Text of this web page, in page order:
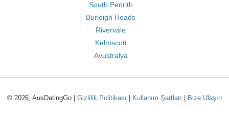
South Penrith
Burleigh Heads
Rivervale
Kelmscott
Avustralya
© 2026, AusDatingGo | Gizlilik Politikası Kullanım Şartları Bize Ulaşın